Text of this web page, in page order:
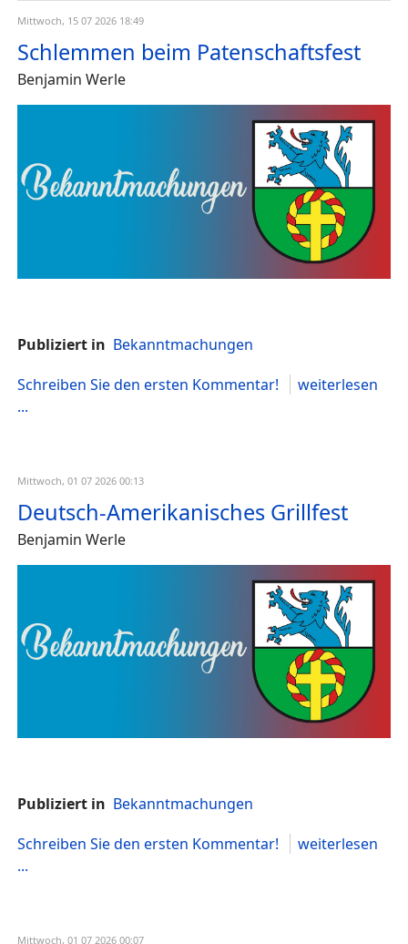
Mittwoch, 15 07 2026 18:49
Schlemmen beim Patenschaftsfest
Benjamin Werle
Publiziert in Bekanntmachungen
Schreiben Sie den ersten Kommentar!
weiterlesen
...
Mittwoch, 01 07 2026 00:13
Deutsch-Amerikanisches Grillfest
Benjamin Werle
Publiziert in Bekanntmachungen
Schreiben Sie den ersten Kommentar!
weiterlesen
...
Mittwoch, 01 07 2026 00:07